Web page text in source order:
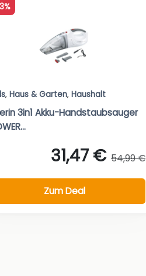
, Haus & Garten, Haushalt
3in1 Akku-Handstaubsauger
31,47 € 54,99 €
Zum Deal